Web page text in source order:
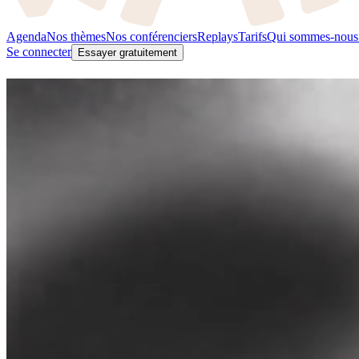
AgendaNos thèmesNos conférenciersReplaysTarifsQui sommes-
Se connecter
Essayer gratuitement